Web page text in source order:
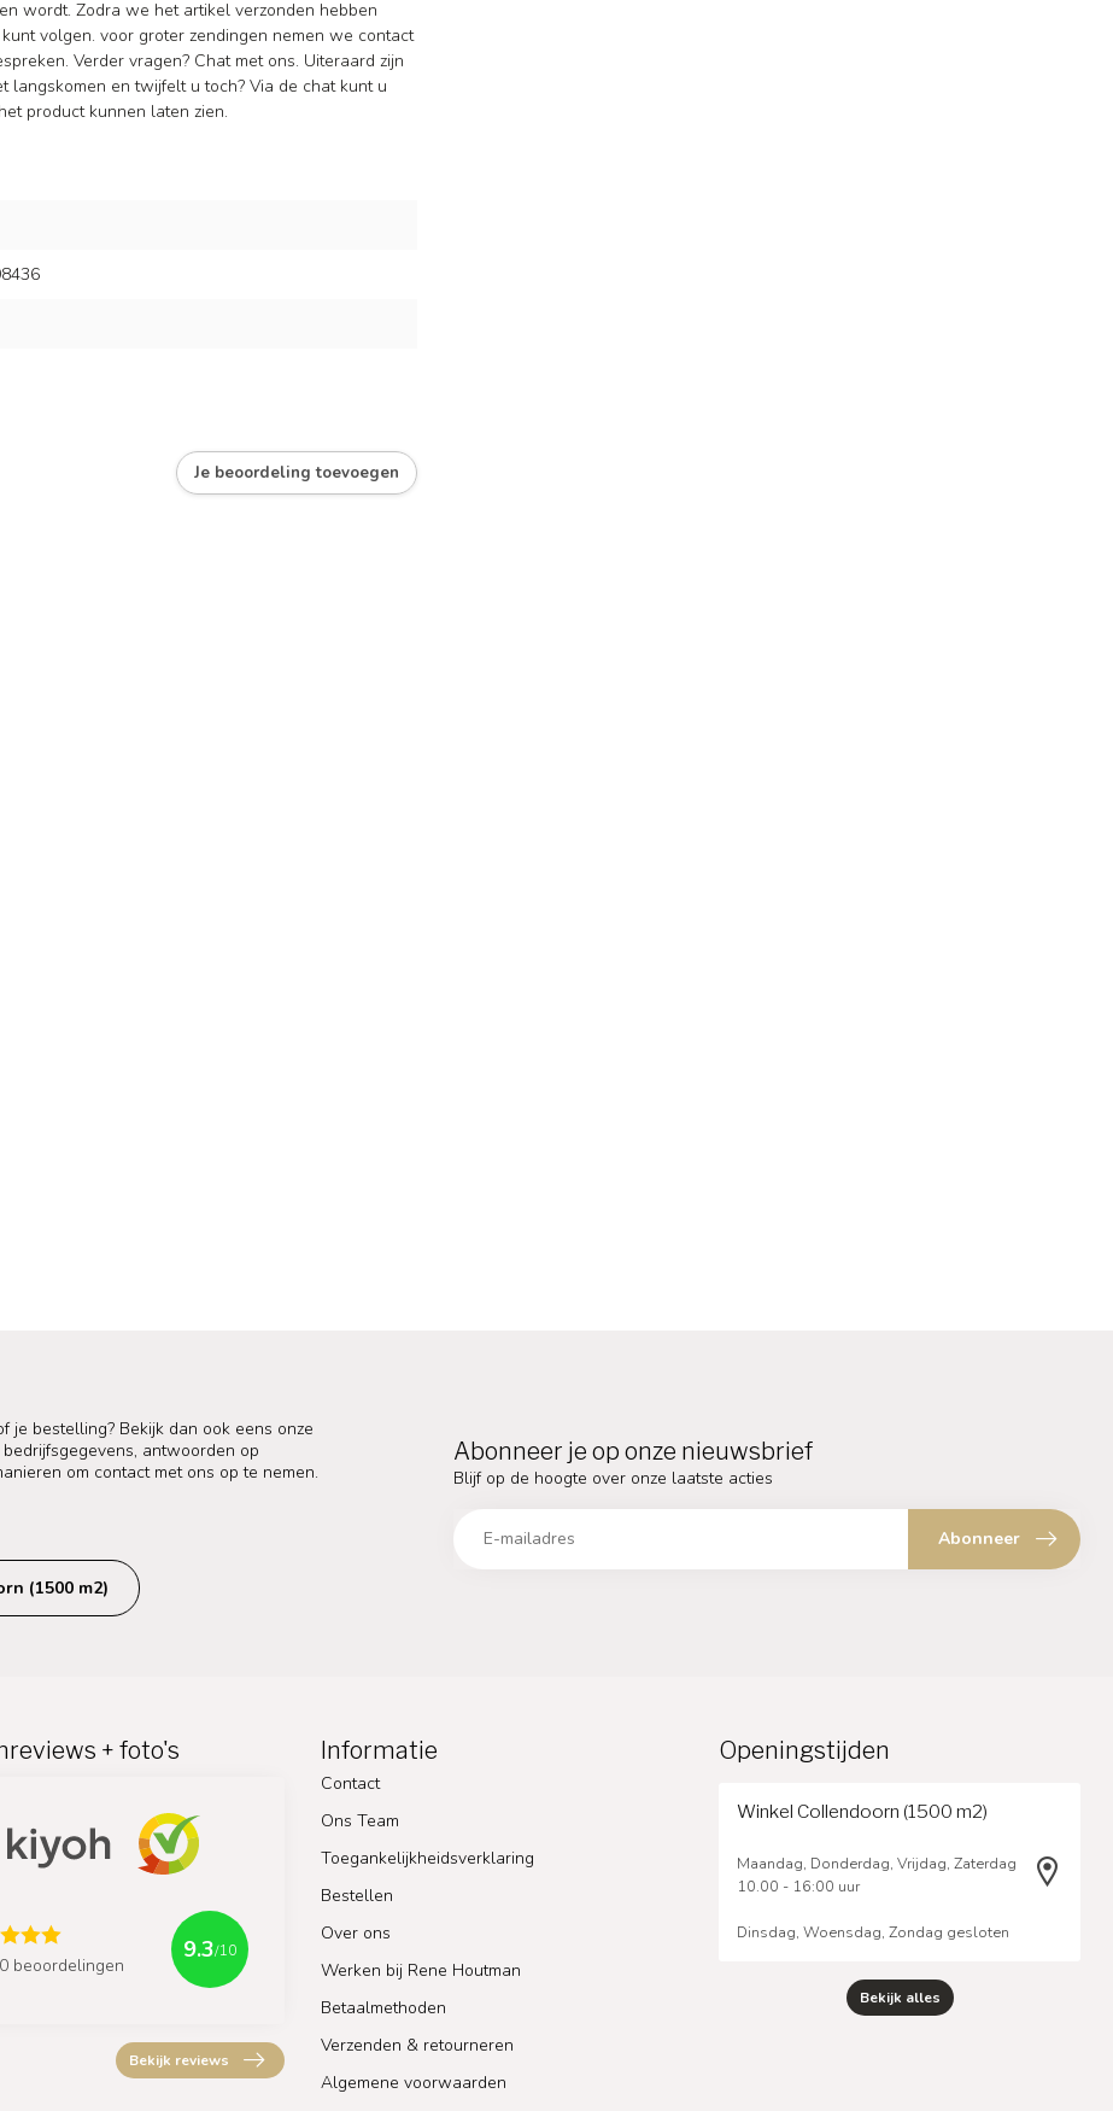
wordt. Zodra we het artikel verzonden hebben
volgen. voor groter zendingen nemen we contact
Verder vragen? Chat met ons. Uiteraard zijn
langskomen en twijfelt u toch? Via de chat kunt u
product kunnen laten zien.
Je beoordeling toevoegen
je bestelling? Bekijk dan ook eens onze
antwoorden op
om contact met ons op te nemen.
(1500 m2)
Abonneer je op onze nieuwsbrief
Blijf op de hoogte over onze laatste acties
Abonneer
+ foto's
beoordelingen
9.3/10
Bekijk reviews
Informatie
Contact
Ons Team
Toegankelijkheidsverklaring
Bestellen
Over ons
Werken bij Rene Houtman
Betaalmethoden
Verzenden & retourneren
Algemene voorwaarden
Openingstijden
Winkel Collendoorn (1500 m2)
Maandag, Donderdag, Vrijdag, Zaterdag
10.00 - 16:00 uur
Dinsdag, Woensdag, Zondag gesloten
Bekijk alles